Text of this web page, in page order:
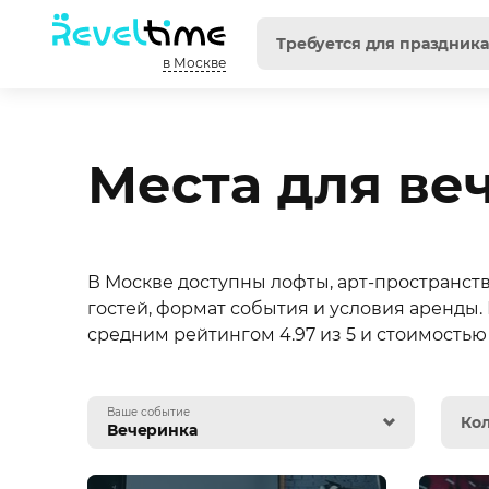
в Москве
Места для
В Москве доступны лофты, арт-
гостей, формат события и условия
средним рейтингом 4.97 из 5 и стоимостью
Ваше событие